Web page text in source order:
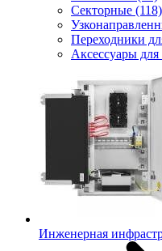
Секторные (118)
Переходники
Аксессуары для
Инженерная